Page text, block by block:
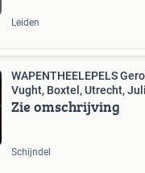
Leiden
WAPENTHEELEPELS
Vught, Boxtel, Utrecht,
Zie omschrijving
Schijndel